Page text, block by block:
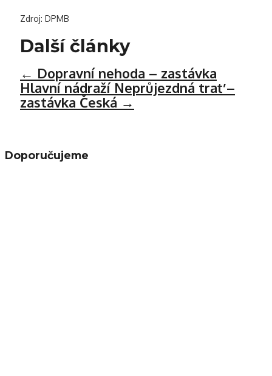
Zdroj: DPMB
Další články
← Dopravní nehoda – zastávka
Hlavní nádraží Neprůjezdná trať –
zastávka Česká →
Doporučujeme